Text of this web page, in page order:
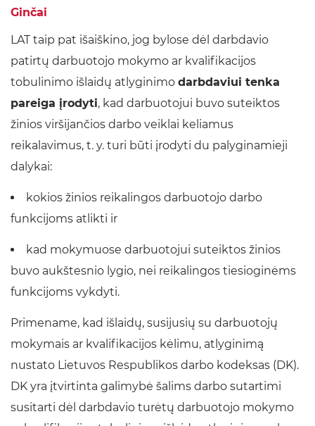
Ginčai
LAT taip pat išaiškino, jog bylose dėl darbdavio
patirtų darbuotojo mokymo ar kvalifikacijos
tobulinimo išlaidų atlyginimo darbdaviui tenka
pareiga įrodyti, kad darbuotojui buvo suteiktos
žinios viršijančios darbo veiklai keliamus
reikalavimus, t. y. turi būti įrodyti du palyginamieji
dalykai:
kokios žinios reikalingos darbuotojo darbo
funkcijoms atlikti ir
kad mokymuose darbuotojui suteiktos žinios
buvo aukštesnio lygio, nei reikalingos tiesioginėms
funkcijoms vykdyti.
Primename, kad išlaidų, susijusių su darbuotojų
mokymais ar kvalifikacijos kėlimu, atlyginimą
nustato Lietuvos Respublikos darbo kodeksas (DK).
DK yra įtvirtinta galimybė šalims darbo sutartimi
susitarti dėl darbdavio turėtų darbuotojo mokymo